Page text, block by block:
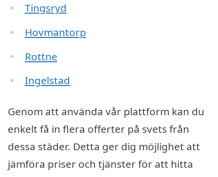
Tingsryd
Hovmantorp
Rottne
Ingelstad
Genom att använda vår plattform kan du
enkelt få in flera offerter på svets från
dessa städer. Detta ger dig möjlighet att
jämföra priser och tjänster för att hitta